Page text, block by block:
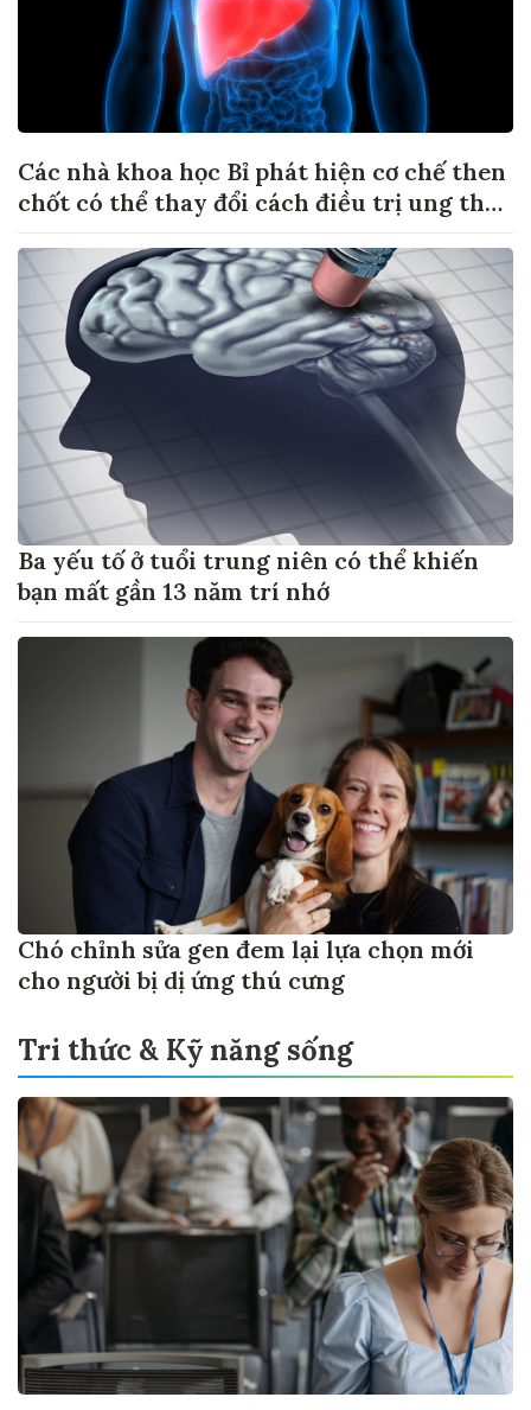
Các nhà khoa học Bỉ phát hiện cơ chế then
chốt có thể thay đổi cách điều trị ung thư
Ba yếu tố ở tuổi trung niên có thể khiến
bạn mất gần 13 năm trí nhớ
Chó chỉnh sửa gen đem lại lựa chọn mới
cho người bị dị ứng thú cưng
Tri thức & Kỹ năng sống